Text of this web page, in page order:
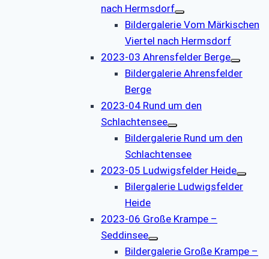
nach Hermsdorf
Bildergalerie Vom Märkischen
Viertel nach Hermsdorf
2023-03 Ahrensfelder Berge
Bildergalerie Ahrensfelder
Berge
2023-04 Rund um den
Schlachtensee
Bildergalerie Rund um den
Schlachtensee
2023-05 Ludwigsfelder Heide
Bilergalerie Ludwigsfelder
Heide
2023-06 Große Krampe –
Seddinsee
Bildergalerie Große Krampe –